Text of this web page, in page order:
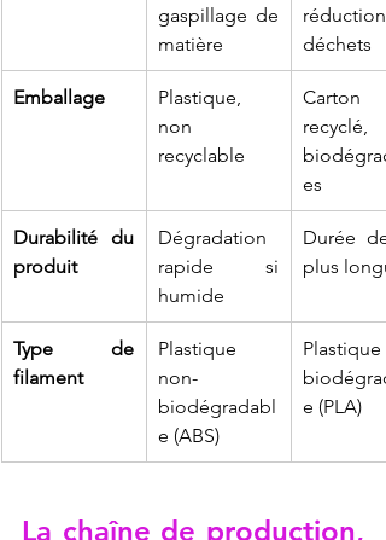
gaspillage de
matière
réduction
déchets
Emballage
Plastique,
non
recyclable
Carton
recyclé,
es
Durabilité du
produit
Dégradation
rapide si
humide
Durée
plus
Type de
filament
Plastique
non-
biodégradabl
e (ABS)
Plastique
e (PLA)
La chaîne de production,